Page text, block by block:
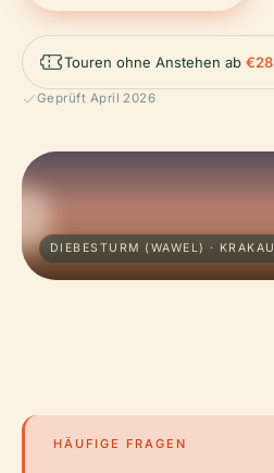
Touren ohne Anstehen ab €28
Geprüft April 2026
DIEBESTURM (WAWEL) · KRAKAU
HÄUFIGE FRAGEN